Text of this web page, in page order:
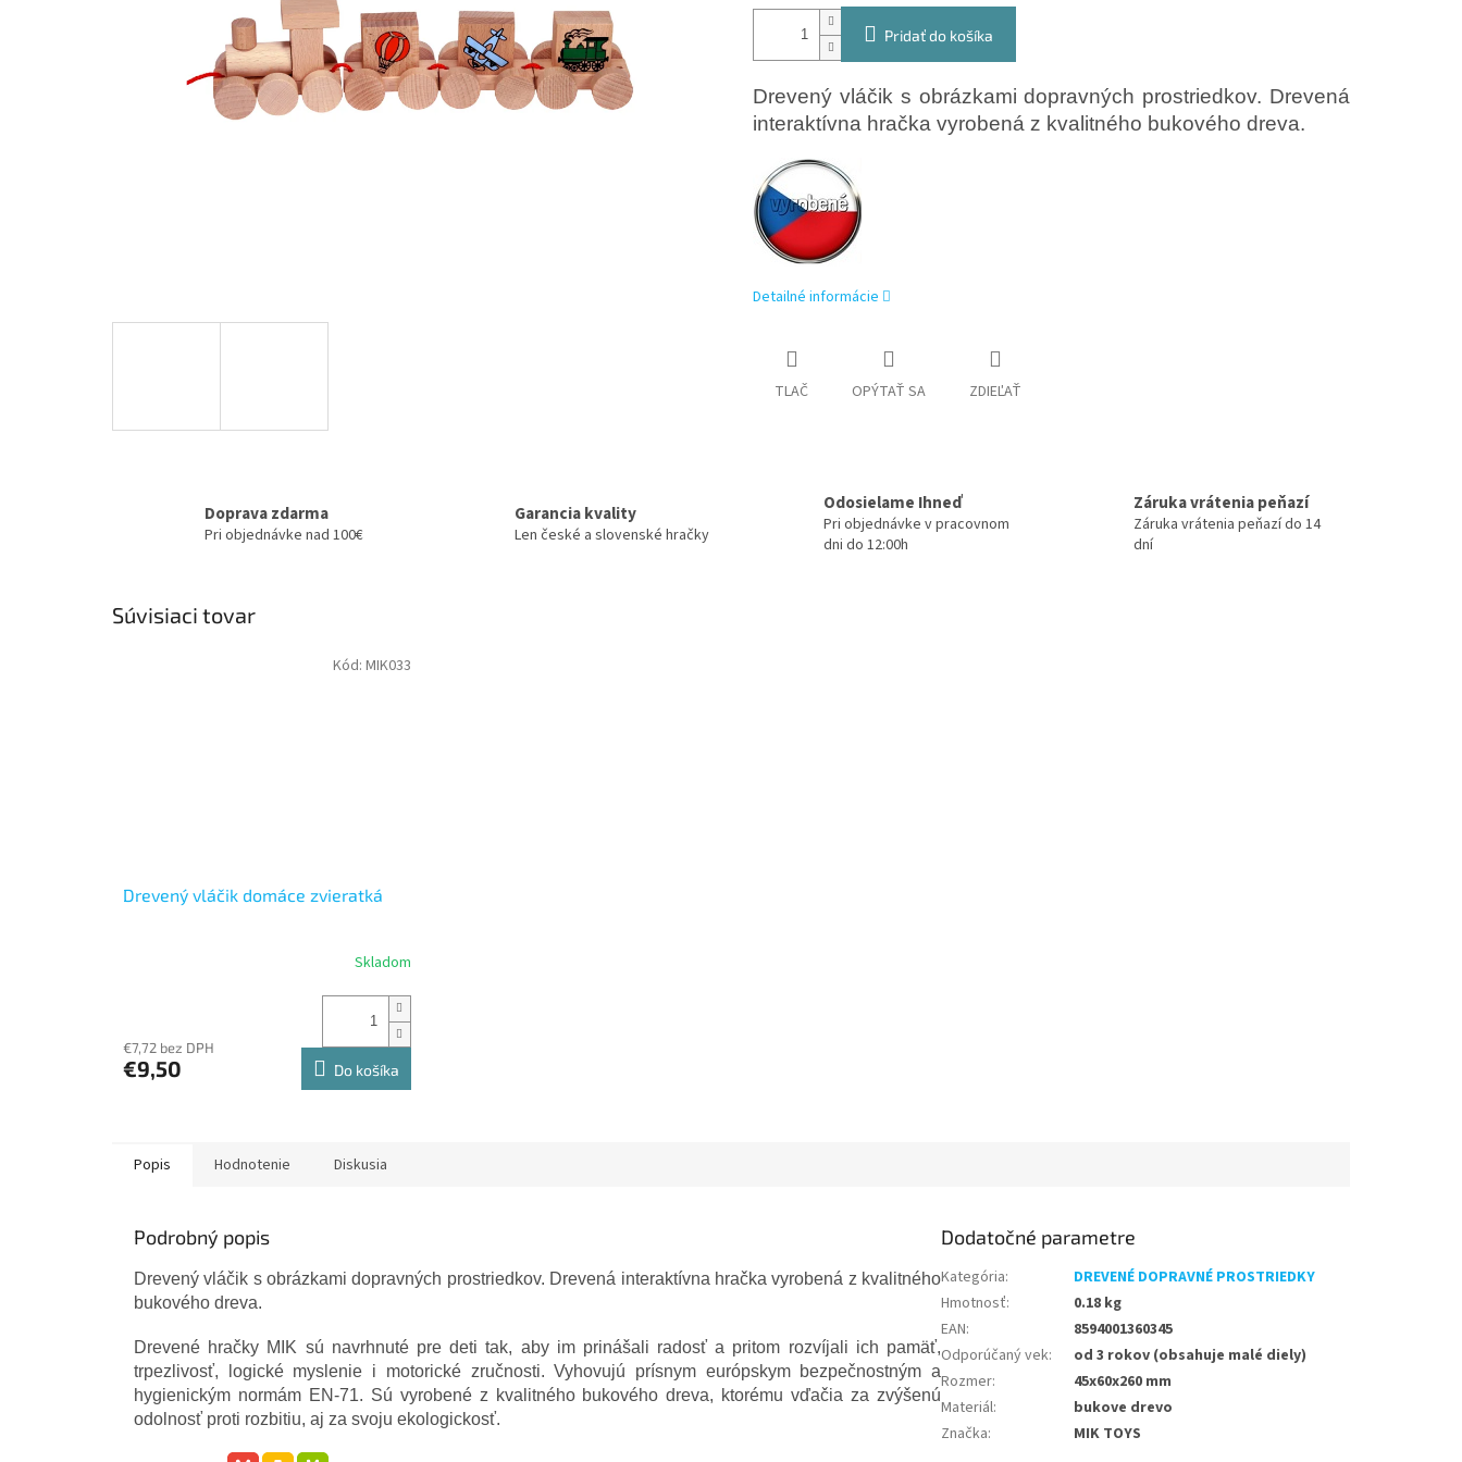
Pridať do košíka
Drevený vláčik s obrázkami dopravných prostriedkov. Drevená
interaktívna hračka vyrobená z kvalitného bukového dreva.
Detailné informácie
TLAČ OPÝTAŤ SA ZDIEĽAŤ
Doprava zdarma
Pri objednávke nad 100€
Garancia kvality
Len české a slovenské hračky
Odosielame Ihneď
Pri objednávke v pracovnom
dni do 12:00h
Záruka vrátenia peňazí
Záruka vrátenia peňazí do 14
dní
Súvisiaci tovar
Drevený vláčik domáce zvieratká
Skladom
€7,72 bez DPH
€9,50 Do košíka
Kód: MIK033
Popis Hodnotenie Diskusia
Podrobný popis
Drevený vláčik s obrázkami dopravných prostriedkov. Drevená interaktívna hračka vyrobená z kvalitného
bukového dreva.
Drevené hračky MIK sú navrhnuté pre deti tak, aby im prinášali radosť a pritom rozvíjali ich pamäť,
trpezlivosť, logické myslenie i motorické zručnosti. Vyhovujú prísnym európskym bezpečnostným a
hygienickým normám EN-71. Sú vyrobené z kvalitného bukového dreva, ktorému vďačia za zvýšenú
odolnosť proti rozbitiu, aj za svoju ekologickosť.
Dodatočné parametre
Kategória:
DREVENÉ DOPRAVNÉ PROSTRIEDKY
Hmotnosť:
0.18 kg
EAN:
8594001360345
Odporúčaný vek:
od 3 rokov (obsahuje malé diely)
Rozmer:
45x60x260 mm
Materiál:
bukove drevo
Značka: MIK TOYS